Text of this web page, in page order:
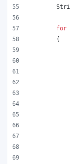
for
	{